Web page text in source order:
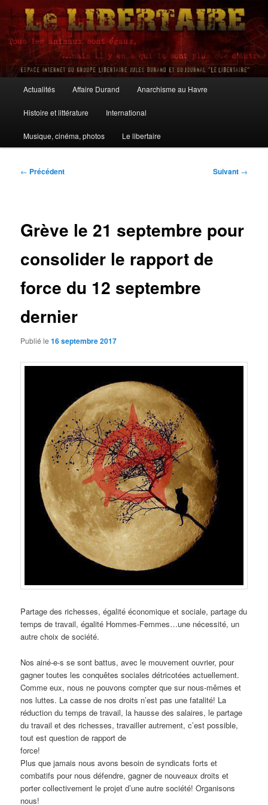
Aller
contenu
principalLe Libertaire
principal
Actualités Affaire Durand Anarchisme au Havre
Histoire et littérature International
Musique, cinéma, photos Le libertaire
Navigation
← Précédent Suivant →
Grève le 21 septembre pour
consolider le rapport de
force du 12 septembre
dernier
Publié le16 septembre 2017
Partage des richesses, égalité économique et sociale, partage du
temps de travail, égalité Hommes-Femmes…une nécessité, un
autre choix de société.
Nos ainé-e-s se sont battus, avec le mouvement ouvrier, pour
gagner toutes les conquêtes sociales détricotées actuellement.
Comme eux, nous ne pouvons compter que sur nous-mêmes et
nos luttes. La casse de nos droits n’est pas une fatalité! La
réduction du temps de travail, la hausse des salaires, le partage
du travail et des richesses, travailler autrement, c’est possible,
tout est question de rapport de
force!
Plus que jamais nous avons besoin de syndicats forts et
combatifs pour nous défendre, gagner de nouveaux droits et
porter collectivement le projet d’une autre société! Organisons
nous!